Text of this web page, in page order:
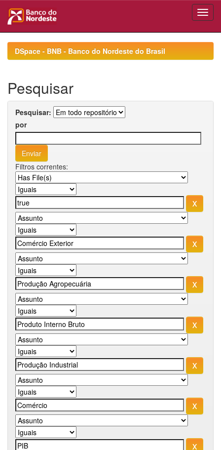
navigationDSpace - BNB - Banco do Nordeste do Brasil
Pesquisar
Pesquisar:
por
Filtros correntes: